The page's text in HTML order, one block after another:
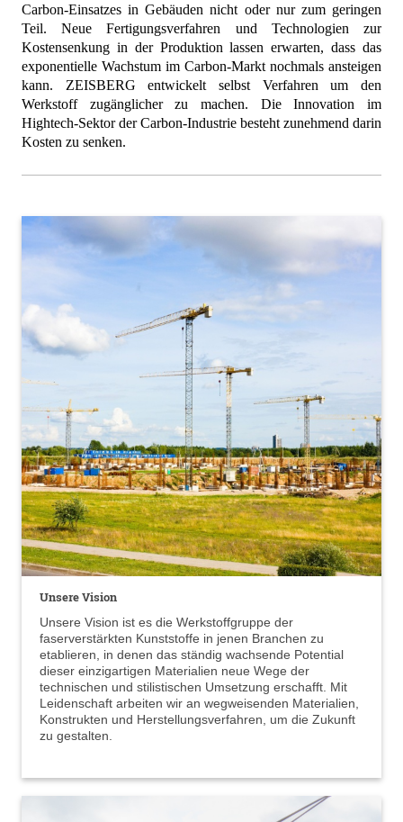
Carbon-Einsatzes in Gebäuden nicht oder nur zum geringen
Teil.
Neue Fertigungsverfahren und Technologien zur
Kostensenkung in der Produktion lassen erwarten, dass das
exponentielle Wachstum im Carbon-Markt nochmals ansteigen
kann. ZEISBERG entwickelt selbst Verfahren um den
Werkstoff zugänglicher zu machen. Die Innovation im
Hightech-Sektor der Carbon-Industrie besteht zunehmend darin
Kosten zu senken.
Unsere Vision
Unsere Vision ist es die Werkstoffgruppe der
faserverstärkten Kunststoffe in jenen Branchen zu
etablieren, in denen das ständig wachsende Potential
dieser einzigartigen Materialien neue Wege der
technischen und stilistischen Umsetzung erschafft. Mit
Leidenschaft arbeiten wir an wegweisenden Materialien,
Konstrukten und Herstellungsverfahren, um die Zukunft
zu gestalten.